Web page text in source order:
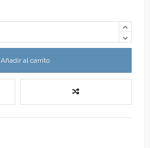
Añadir al carrito